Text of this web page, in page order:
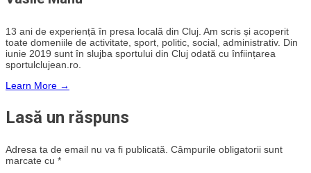
13 ani de experiență în presa locală din Cluj. Am scris și acoperit
toate domeniile de activitate, sport, politic, social, administrativ. Din
iunie 2019 sunt în slujba sportului din Cluj odată cu înființarea
sportulclujean.ro.
Learn More →
Lasă un răspuns
Adresa ta de email nu va fi publicată. Câmpurile obligatorii sunt
marcate cu *